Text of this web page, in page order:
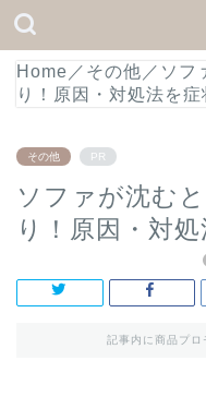
Home ／ その他 ／ ソフ
り！原因・対処法を症
その他 PR
ソファが沈む
り！原因・対
記事内に商品プロ